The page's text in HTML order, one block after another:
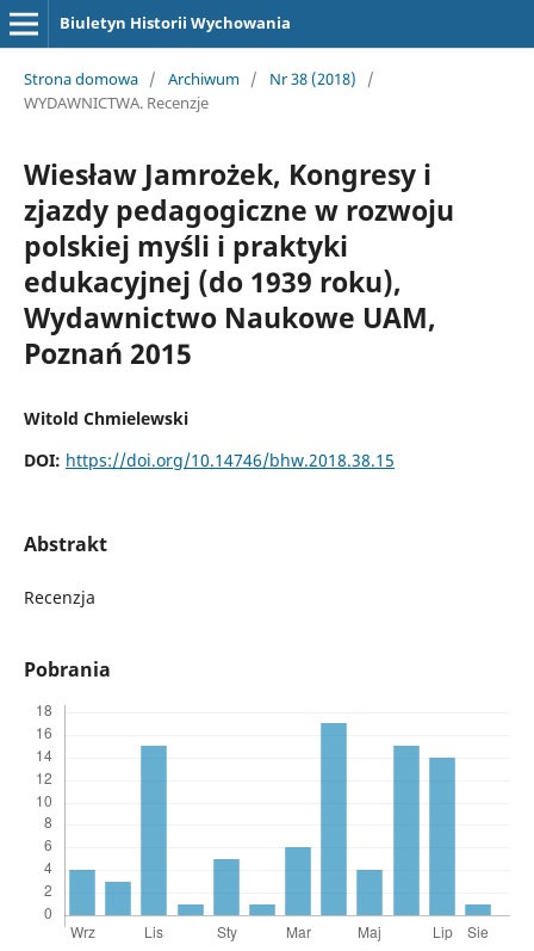
Biuletyn Historii Wychowania
Strona domowa / Archiwum / Nr 38 (2018)
/
WYDAWNICTWA. Recenzje
Wiesław Jamrożek, Kongresy i
zjazdy pedagogiczne w rozwoju
polskiej myśli i praktyki
edukacyjnej (do 1939 roku),
Wydawnictwo Naukowe UAM,
Poznań 2015
Witold Chmielewski
DOI: https://doi.org/10.14746/bhw.2018.38.15
Abstrakt
Recenzja
Pobrania